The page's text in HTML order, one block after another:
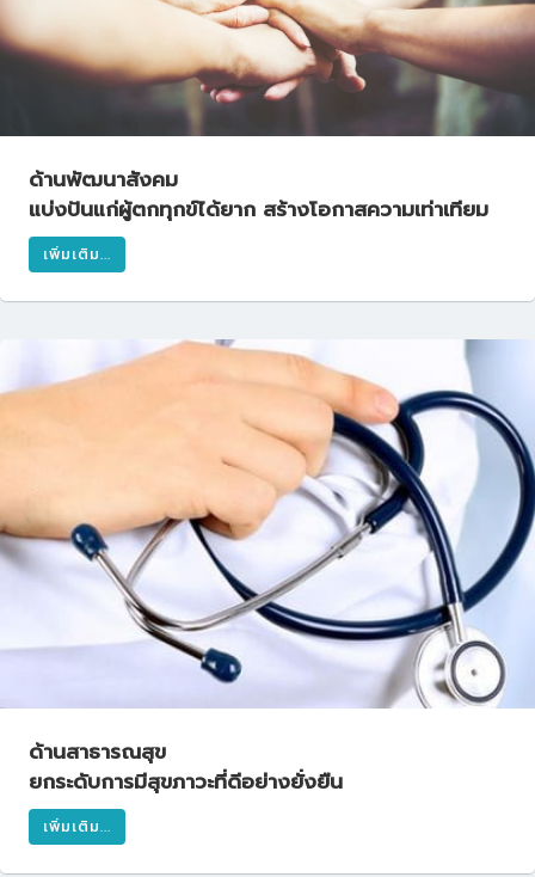
ด้านพัฒนาสังคม
แบ่งปันแก่ผู้ตกทุกข์ได้ยาก สร้างโอกาสความเท่าเทียม
เพิ่มเติม...
ด้านสาธารณสุข
ยกระดับการมีสุขภาวะที่ดีอย่างยั่งยืน
เพิ่มเติม...